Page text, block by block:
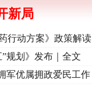
新局
行动方案》政策解读
”规划》发布｜全文
军优属拥政爱民工作